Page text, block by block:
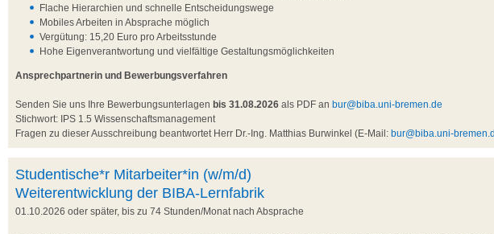
Flache Hierarchien und schnelle Entscheidungswege
Mobiles Arbeiten in Absprache möglich
Vergütung: 15,20 Euro pro Arbeitsstunde
Hohe Eigenverantwortung und vielfältige Gestaltungsmöglichkeiten
Ansprechpartnerin und Bewerbungsverfahren
Senden Sie uns Ihre Bewerbungsunterlagenbis 31.08.2026 als PDF anbur@biba.uni-bremen.de
Stichwort: IPS 1.5 Wissenschaftsmanagement
Fragen zu dieser Ausschreibung beantwortet Herr Dr.-Ing. Matthias Burwinkel (E-Mail:bur@biba.uni-
Studentische*r Mitarbeiter*in (w/m/d)
Weiterentwicklung der BIBA-Lernfabrik
01.10.2026 oder später, bis zu 74 Stunden/Monat nach Absprache